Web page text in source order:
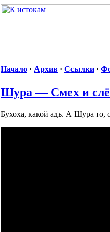
Начало · Архив · Ссылки ·
Шура — Смех и
Бухоха, какой адъ. А Шура то,